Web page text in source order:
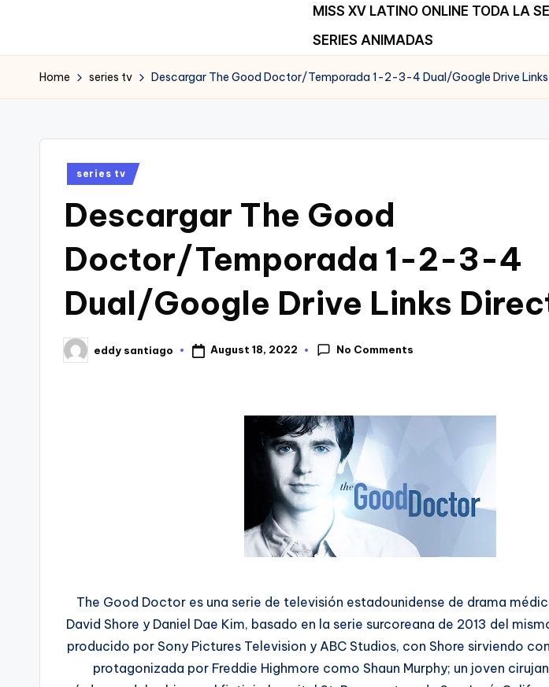
MISS XV LATINO ONLINE TODA LA
SERIES ANIMADAS
Home series tv Descargar The Good Doctor/Temporada 1-2-3-4 Dual/Google Drive
Posted
series tv
Descargar The Good
Doctor/Temporada 1-2-3-4
Dual/Google Drive Links
Posted
by
eddy santiago August 18, 2022 No Comments
The Good Doctor es una serie de televisión estadounidense de drama
David Shore y Daniel Dae Kim, basado en la serie surcoreana de 2013 del
producido por Sony Pictures Television y ABC Studios, con Shore sirviendo
protagonizada por Freddie Highmore como Shaun Murphy; un joven